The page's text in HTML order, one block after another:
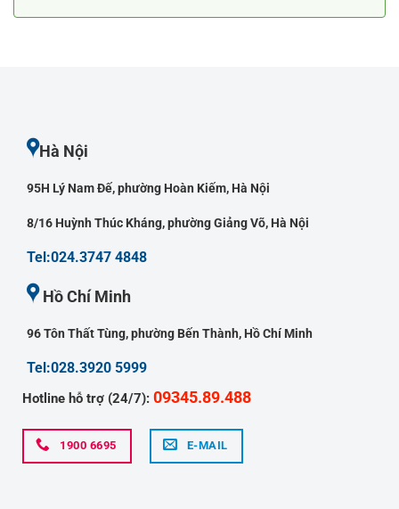
Hà Nội
95H Lý Nam Đế, phường Hoàn Kiếm, Hà Nội
8/16 Huỳnh Thúc Kháng, phường Giảng Võ, Hà Nội
Tel:024.3747 4848
Hồ Chí Minh
96 Tôn Thất Tùng, phường Bến Thành, Hồ Chí Minh
Tel:028.3920 5999
Hotline hỗ trợ (24/7): 09345.89.488
1900 6695 E-MAIL